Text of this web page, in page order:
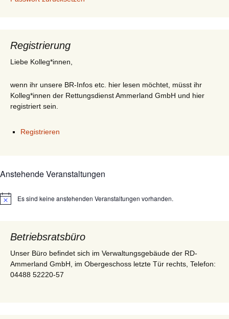
Registrierung
Liebe Kolleg*innen,
wenn ihr unsere BR-Infos etc. hier lesen möchtet, müsst ihr
Kolleg*innen der Rettungsdienst Ammerland GmbH und hier
registriert sein.
Registrieren
Anstehende Veranstaltungen
HinweisEs sind keine anstehenden Veranstaltungen vorhanden.
Betriebsratsbüro
Unser Büro befindet sich im Verwaltungsgebäude der RD-
Ammerland GmbH, im Obergeschoss letzte Tür rechts, Telefon:
04488 52220-57